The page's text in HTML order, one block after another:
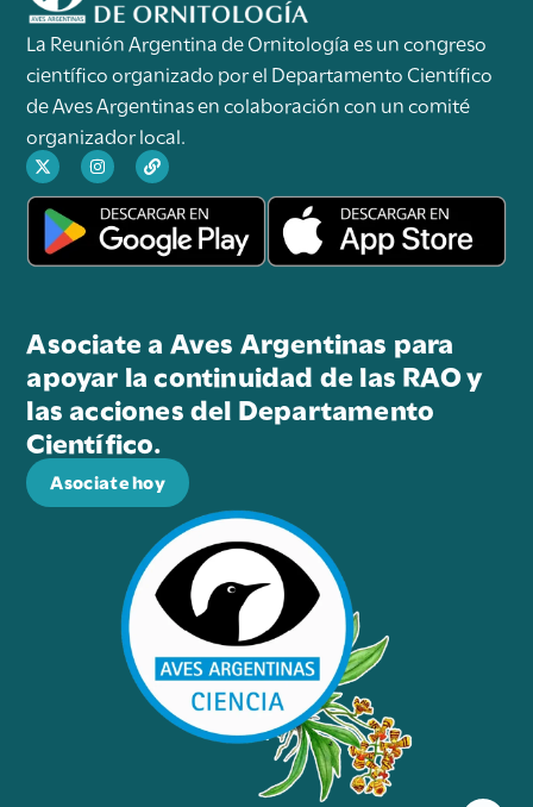
La Reunión Argentina de Ornitología es un congreso
científico organizado por el Departamento Científico
de Aves Argentinas en colaboración con un comité
organizador local.
Asociate a Aves Argentinas para
apoyar la continuidad de las RAO y
las acciones del Departamento
Científico.
Asociate hoy